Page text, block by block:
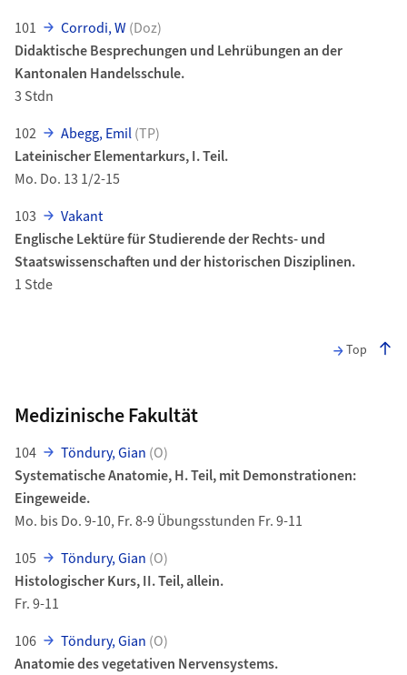
101
Corrodi, W(Doz)
Didaktische Besprechungen und Lehrübungen an der
Kantonalen Handelsschule.
3 Stdn
102
Abegg, Emil(TP)
Lateinischer Elementarkurs, I. Teil.
Mo. Do. 13 1/2-15
103
Vakant
Englische Lektüre für Studierende der Rechts- und
Staatswissenschaften und der historischen Disziplinen.
1 Stde
Top
Medizinische Fakultät
104 Töndury, Gian (O)
Systematische Anatomie, H. Teil, mit Demonstrationen:
Eingeweide.
Mo. bis Do. 9-10, Fr. 8-9 Übungsstunden Fr. 9-11
105
Töndury, Gian (O)
Histologischer Kurs, II. Teil, allein.
Fr. 9-11
106
Töndury, Gian (O)
Anatomie des vegetativen Nervensystems.